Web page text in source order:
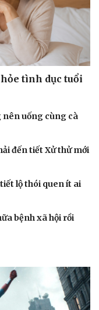
tình dục tuổi
nên uống cùng cà
đến tiết Xử thử mới
lộ thói quen ít ai
bệnh xã hội rồi